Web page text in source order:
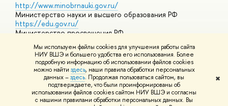
Мы используем файлы cookies для улучшения работы сайта
НИУ ВШЭ и большего удобства его использования. Более
подробную информацию об использовании файлов cookies
можно найти здесь, наши правила обработки персональных
данных –здесь. Продолжая пользоваться сайтом, вы
подтверждаете, что были проинформированы об
использовании файлов cookies сайтом НИУ ВШЭ и согласны
с нашими правилами обработки персональных данных. Вы
✖
http://www.minobrnauki.gov.ru/
Министерство науки и высшего образования РФ
https://edu.gov.ru/
Министерство просвещения РФ
https://elearning.hse.ru/mooc
Массовые открытые онлайн-курсы
© НИУ ВШЭ 1993–2026 Адреса и контактыУсловия
использования материалов Политика конфиденциальности